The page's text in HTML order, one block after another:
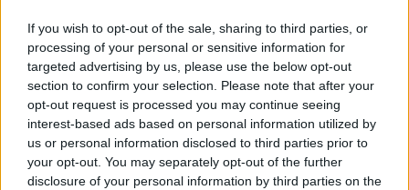
If you wish to opt-out of the sale, sharing to third parties, or
processing of your personal or sensitive information for
targeted advertising by us, please use the below opt-out
section to confirm your selection. Please note that after your
opt-out request is processed you may continue seeing
interest-based ads based on personal information utilized by
us or personal information disclosed to third parties prior to
your opt-out. You may separately opt-out of the further
disclosure of your personal information by third parties on the
Kanske Tidö-regeringen borde stanna upp en
smula nu? Dags att bekänna färg och bli tydliga
med vart ...
Börja prenumerera för att läsa detta innehåll.
Starta din prenumerationhär